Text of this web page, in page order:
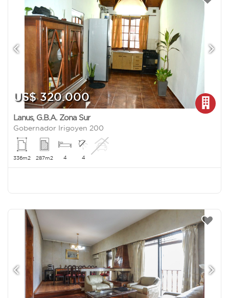
US$ 320.000
Lanus, G.B.A. Zona Sur
Gobernador Irigoyen 200
336m2 287m2 4 4